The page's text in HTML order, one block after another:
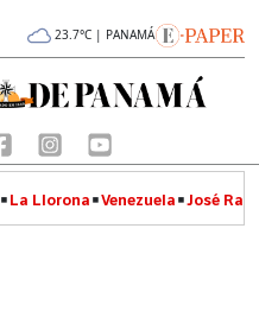
23.7°C | PANAMÁ
La Llorona Venezuela José